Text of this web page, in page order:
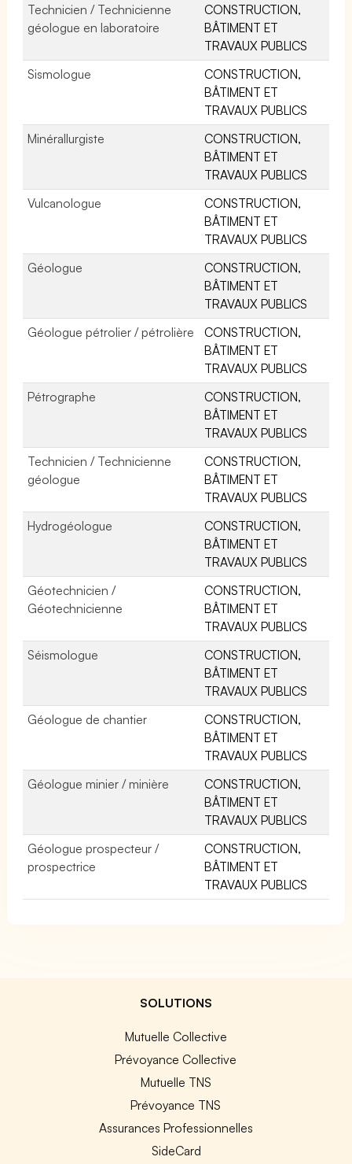
Technicien / Technicienne
géologue en laboratoire
CONSTRUCTION,
BÂTIMENT ET
TRAVAUX PUBLICS
Sismologue
CONSTRUCTION,
BÂTIMENT ET
TRAVAUX PUBLICS
Minérallurgiste
CONSTRUCTION,
BÂTIMENT ET
TRAVAUX PUBLICS
Vulcanologue
CONSTRUCTION,
BÂTIMENT ET
TRAVAUX PUBLICS
Géologue
CONSTRUCTION,
BÂTIMENT ET
TRAVAUX PUBLICS
Géologue pétrolier / pétrolière
CONSTRUCTION,
BÂTIMENT ET
TRAVAUX PUBLICS
Pétrographe
CONSTRUCTION,
BÂTIMENT ET
TRAVAUX PUBLICS
Technicien / Technicienne
géologue
CONSTRUCTION,
BÂTIMENT ET
TRAVAUX PUBLICS
Hydrogéologue
CONSTRUCTION,
BÂTIMENT ET
TRAVAUX PUBLICS
Géotechnicien /
Géotechnicienne
CONSTRUCTION,
BÂTIMENT ET
TRAVAUX PUBLICS
Séismologue
CONSTRUCTION,
BÂTIMENT ET
TRAVAUX PUBLICS
Géologue de chantier
CONSTRUCTION,
BÂTIMENT ET
TRAVAUX PUBLICS
Géologue minier / minière
CONSTRUCTION,
BÂTIMENT ET
TRAVAUX PUBLICS
Géologue prospecteur /
prospectrice
CONSTRUCTION,
BÂTIMENT ET
TRAVAUX PUBLICS
SOLUTIONS
Mutuelle Collective
Prévoyance Collective
Mutuelle TNS
Prévoyance TNS
Assurances Professionnelles
SideCard